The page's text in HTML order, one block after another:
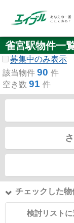
雀宮駅物件一
募集中のみ表示
該当物件 90 件
空き数 91 件
チェックした
検討リストに